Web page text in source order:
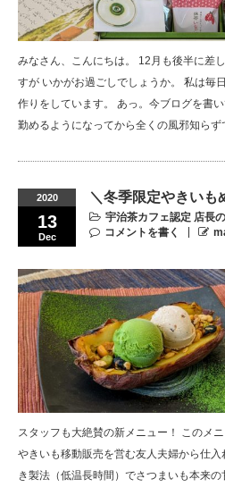
みなさん、こんにちは。 12月も後半に差
すが いかがお過ごしでしょうか。 私は毎
作りをしています。 あっ。今ブログを書
勤めるようになってから全くの風邪知ら
2020
13
Dec
＼冬季限定やきいも
宇治茶カフェ認定 店長
コメントを書く
スタッフも大絶賛の新メニュー！ このメ
やきいも移動販売を営む友人夫婦から仕
き製法（低温長時間）でさつまいも本来